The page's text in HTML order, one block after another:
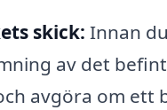
skick: Innan
av det
avgöra om ett